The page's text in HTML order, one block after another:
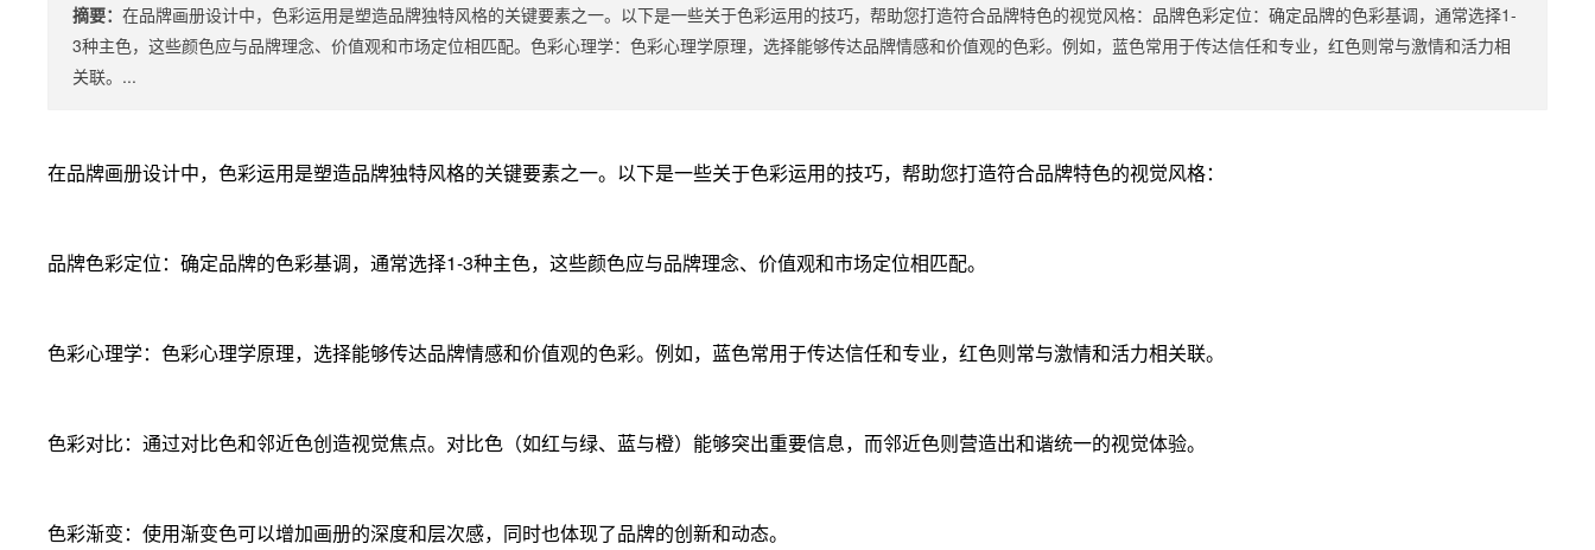
摘要： 在品牌画册设计中，色彩运用是塑造品牌独特风格的关键要素之一。以下是一些关于色彩运用的技巧，帮助您打造符合品牌特色的视觉风格：品牌色彩定位：确定品牌的色彩基调，通常选择1-
3种主色，这些颜色应与品牌理念、价值观和市场定位相匹配。色彩心理学：色彩心理学原理，选择能够传达品牌情感和价值观的色彩。例如，蓝色常用于传达信任和专业，红色则常与激情和活力相
关联。...
在品牌画册设计中，色彩运用是塑造品牌独特风格的关键要素之一。以下是一些关于色彩运用的技巧，帮助您打造符合品牌特色的视觉风格：
品牌色彩定位： 确定品牌的色彩基调，通常选择1-3种主色，这些颜色应与品牌理念、价值观和市场定位相匹配。
色彩心理学： 色彩心理学原理，选择能够传达品牌情感和价值观的色彩。例如，蓝色常用于传达信任和专业，红色则常与激情和活力相关联。
色彩对比： 通过对比色和邻近色创造视觉焦点。对比色（如红与绿、蓝与橙）能够突出重要信息，而邻近色则营造出和谐统一的视觉体验。
色彩渐变： 使用渐变色可以增加画册的深度和层次感，同时也体现了品牌的创新和动态。